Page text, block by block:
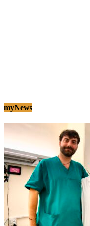
myNews